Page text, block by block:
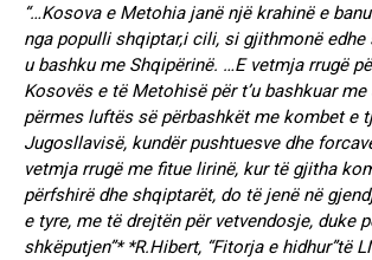
“…Kosova e Metohia janë një krahinë e
nga populli shqiptar,i cili, si gjithmonë
u bashku me Shqipërinë. …E vetmja rrugë
Kosovës e të Metohisë për t’u bashkuar
përmes luftës së përbashkët me kombet e
Jugosllavisë, kundër pushtuesve dhe
vetmja rrugë me fitue lirinë, kur të gjitha
përfshirë dhe shqiptarët, do të jenë në
e tyre, me të drejtën për vetvendosje, duke
shkëputjen”* *R.Hibert, “Fitorja e hidhur”të